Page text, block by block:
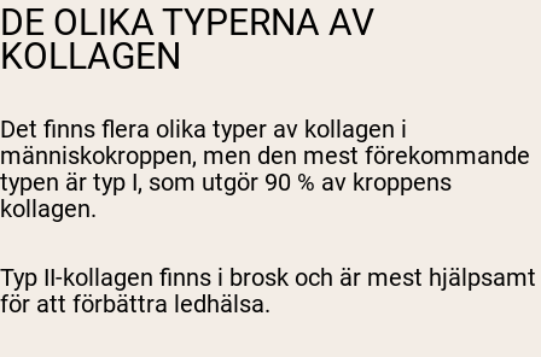
DE OLIKA TYPERNA AV
KOLLAGEN
Det finns flera olika typer av kollagen i
människokroppen, men den mest förekommande
typen är typ I, som utgör 90 % av kroppens
kollagen.
Typ II-kollagen finns i brosk och är mest hjälpsamt
för att förbättra ledhälsa.